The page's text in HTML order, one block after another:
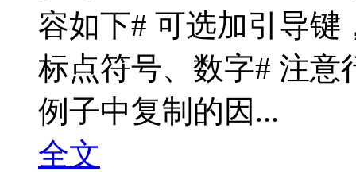
容如下# 可选加引导
标点符号、数字# 注意
例子中复制的因...
全文